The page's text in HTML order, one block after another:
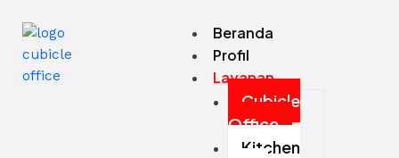
Beranda
Profil
Layanan
Cubicle
Office
Kitchen